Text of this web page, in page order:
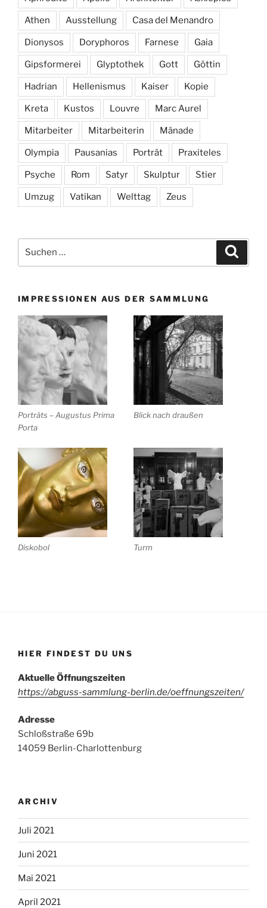
Athen Ausstellung Casa del Menandro
Dionysos Doryphoros Farnese Gaia
Gipsformerei Glyptothek Gott Göttin
Hadrian Hellenismus Kaiser Kopie
Kreta Kustos Louvre Marc Aurel
Mitarbeiter Mitarbeiterin Mänade
Olympia Pausanias Porträt Praxiteles
Psyche Rom Satyr Skulptur Stier
Umzug Vatikan Welttag Zeus
nach:
IMPRESSIONEN AUS DER SAMMLUNG
Porträts – Augustus Prima
Porta
Blick nach draußen
Diskobol Turm
HIER FINDEST DU UNS
Aktuelle Öffnungszeiten
https://abguss-sammlung-berlin.de/oeffnungszeiten/
Adresse
Schloßstraße 69b
14059 Berlin-Charlottenburg
ARCHIV
Juli 2021
Juni 2021
Mai 2021
April 2021